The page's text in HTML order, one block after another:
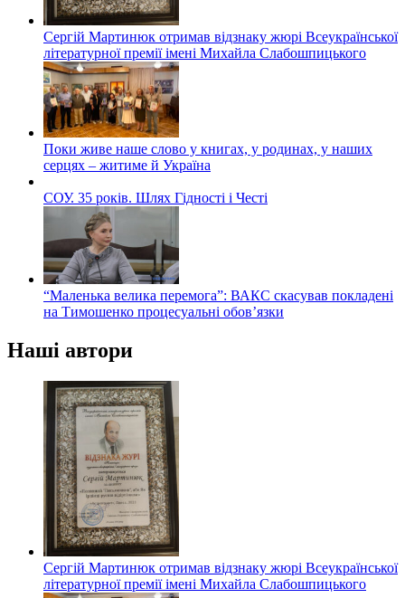
Сергій Мартинюк отримав відзнаку жюрі Всеукраїнської
літературної премії імені Михайла Слабошпицького
Поки живе наше слово у книгах, у родинах, у наших
серцях – житиме й Україна
СОУ. 35 років. Шлях Гідності і Честі
“Маленька велика перемога”: ВАКС скасував покладені
на Тимошенко процесуальні обов’язки
Наші автори
Сергій Мартинюк отримав відзнаку жюрі Всеукраїнської
літературної премії імені Михайла Слабошпицького